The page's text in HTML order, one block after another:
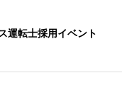
運転士採用イベント